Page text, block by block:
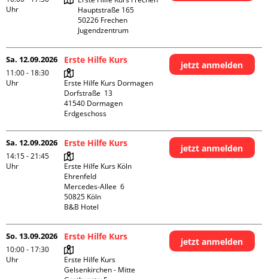
Uhr
Hauptstraße 165
50226 Frechen
Jugendzentrum
Sa. 12.09.2026
11:00 - 18:30
Uhr
Erste Hilfe Kurs
Erste Hilfe Kurs Dormagen
Dorfstraße  13
41540 Dormagen
Erdgeschoss
jetzt anmelden
Sa. 12.09.2026
14:15 - 21:45
Uhr
Erste Hilfe Kurs
Erste Hilfe Kurs Köln
Ehrenfeld
Mercedes-Allee  6
50825 Köln
B&B Hotel
jetzt anmelden
So. 13.09.2026
10:00 - 17:30
Uhr
Erste Hilfe Kurs
Erste Hilfe Kurs
Gelsenkirchen - Mitte
jetzt anmelden